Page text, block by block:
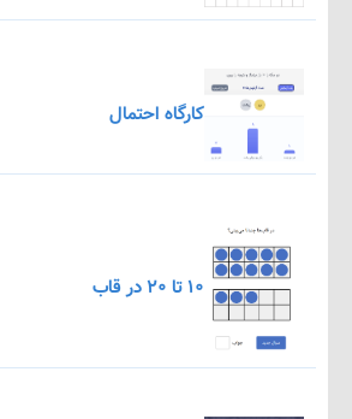
کارگاه احتمال
۱۰ تا ۲۰ در قاب